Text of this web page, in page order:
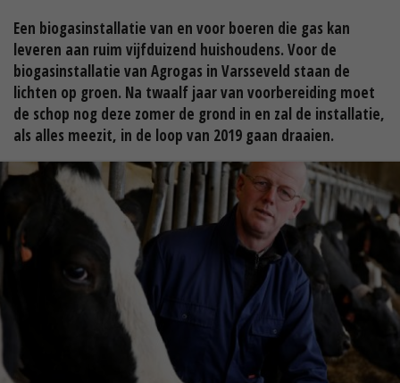
Een biogasinstallatie van en voor boeren die gas kan
leveren aan ruim vijfduizend huishoudens. Voor de
biogasinstallatie van Agrogas in Varsseveld staan de
lichten op groen. Na twaalf jaar van voorbereiding moet
de schop nog deze zomer de grond in en zal de installatie,
als alles meezit, in de loop van 2019 gaan draaien.